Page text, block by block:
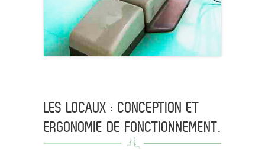
LES LOCAUX : CONCEPTION ET
ERGONOMIE DE FONCTIONNEMENT.